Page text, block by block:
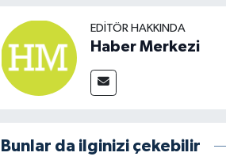
EDITÖR HAKKINDA
Haber Merkezi
Bunlar da ilginizi çekebilir